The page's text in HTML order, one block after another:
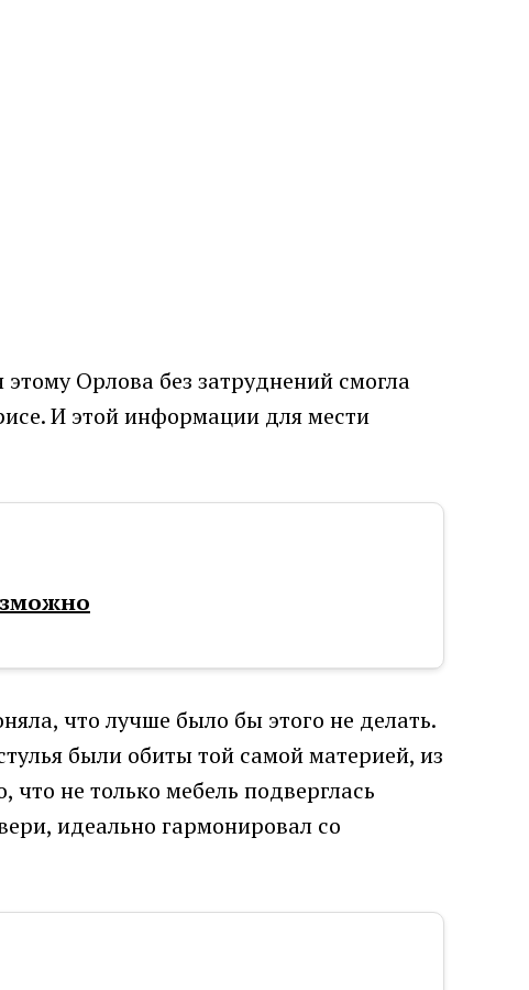
Орлова без затруднений смогла
И этой информации для мести
что лучше было бы этого не делать.
были обиты той самой материей, из
не только мебель подверглась
идеально гармонировал со